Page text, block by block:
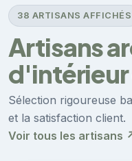
38 ARTISANS AFFICHÉS
Artisans
d'intérieur
Sélection rigoureuse
et la satisfaction client.
Voir tous les artisans